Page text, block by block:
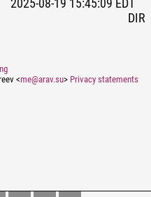
2025-08-19 15:45:09 EDT
DIR
<me@arav.su> Privacy statements